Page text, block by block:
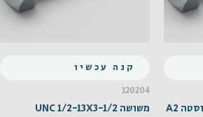
קנה עכשיו
120204
משושה UNC 1/2-13X3-1/2